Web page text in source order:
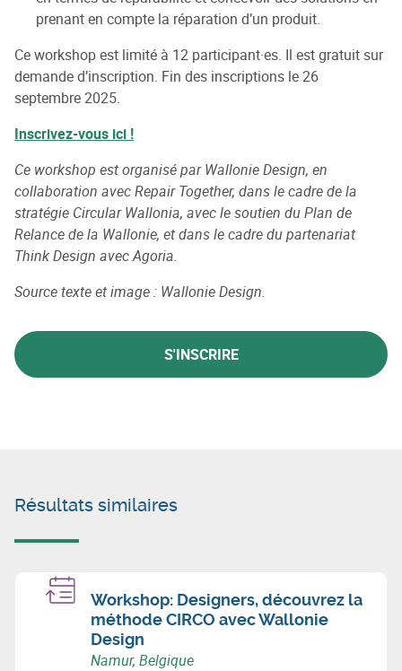
prenant en compte la réparation d’un produit.
Ce workshop est limité à 12 participant·es. Il est gratuit sur
demande d’inscription. Fin des inscriptions le 26
septembre 2025.
Inscrivez-vous ici !
Ce workshop est organisé par Wallonie Design, en
collaboration avec Repair Together, dans le cadre de la
stratégie Circular Wallonia, avec le soutien du Plan de
Relance de la Wallonie, et dans le cadre du partenariat
Think Design avec Agoria.
Source texte et image : Wallonie Design.
S'INSCRIRE
Résultats similaires
Workshop: Designers, découvrez la
méthode CIRCO avec Wallonie
Design
Namur, Belgique